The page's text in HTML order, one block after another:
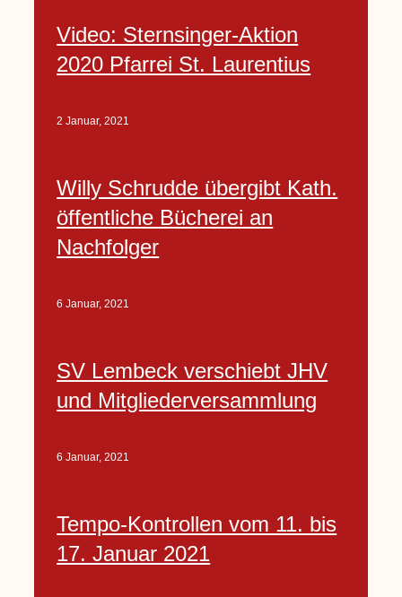
Video: Sternsinger-Aktion
2020 Pfarrei St. Laurentius
2 Januar, 2021
Willy Schrudde übergibt Kath.
öffentliche Bücherei an
Nachfolger
6 Januar, 2021
SV Lembeck verschiebt JHV
und Mitgliederversammlung
6 Januar, 2021
Tempo-Kontrollen vom 11. bis
17. Januar 2021